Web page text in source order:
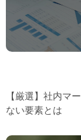
【厳選】社内マ
ない要素とは